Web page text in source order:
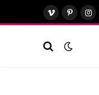
الانستغرامبينتيريست
فيميو